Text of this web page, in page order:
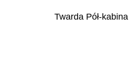
Twarda Pół-kabina